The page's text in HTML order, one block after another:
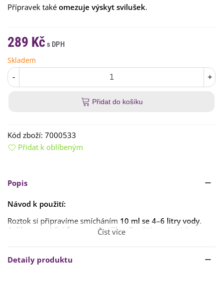
Přípravek také omezuje výskyt svilušek.
289 Kč
Skladem
- +
Přidat do košíku
Kód zboží: 7000533
Přidat k oblíbeným
Popis
Návod k použití:
Roztok si připravíme smícháním 10 ml se 4–6 litry vody.
Aplikace probíhá formou postřiku. Použití v měsících
Číst více
Detaily produktu